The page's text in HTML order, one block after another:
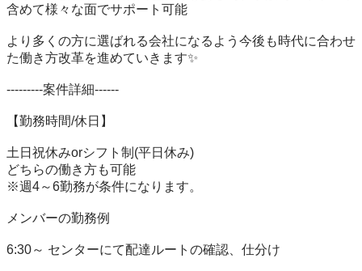
含めて様々な面でサポート可能
より多くの方に選ばれる会社になるよう今後も時代に合わせ
た働き方改革を進めていきます✨
---------案件詳細------
【勤務時間/休日】
土日祝休みorシフト制(平日休み)
どちらの働き方も可能
※週4～6勤務が条件になります。
メンバーの勤務例
6:30～ センターにて配達ルートの確認、仕分け